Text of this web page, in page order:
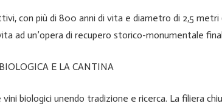
con più di 800 anni di vita e diametro di 2,5
ad un’opera di recupero storico-monumentale
E LA CANTINA
biologici unendo tradizione e ricerca. La filiera